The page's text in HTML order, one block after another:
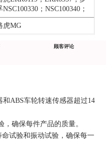
NSC100330；NSC100340；
虎MG
顾客评论
ABS车轮转速传感器超过14
确保每件产品的质量。
试验和振动试验，确保每一